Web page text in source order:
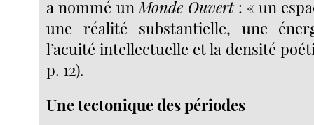
a nommé unMonde Ouvert: « un
une réalité substantielle, une
l’acuité intellectuelle et la densité
p. 12).
Une tectonique des périodes